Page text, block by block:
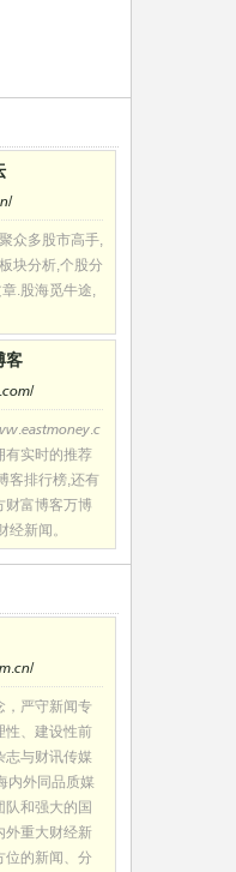
众多股市高手,
块分析,个股分
.股海觅牛途,
客
实时的推荐
客排行榜,还有
财富博客万博
新闻。
严守新闻专
性、建设性前
志与财讯传媒
内外同品质媒
队和强大的国
外重大财经新
位的新闻、分